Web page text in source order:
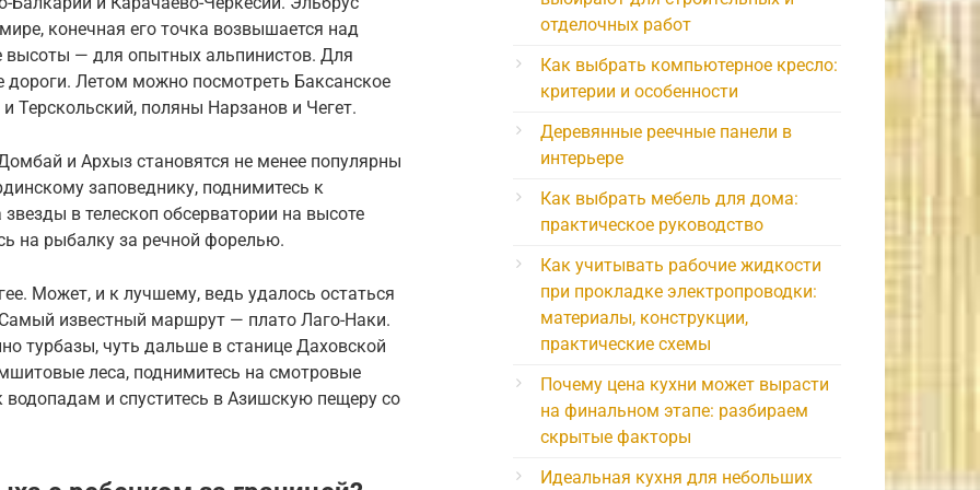
конечная его точка возвышается над
высоты — для опытных альпинистов. Для
Летом можно посмотреть Баксанское
Терскольский, поляны Нарзанов и Чегет.
и Архыз становятся не менее популярны
заповеднику, поднимитесь к
в телескоп обсерватории на высоте
на рыбалку за речной форелью.
Может, и к лучшему, ведь удалось остаться
известный маршрут — плато Лаго-Наки.
турбазы, чуть дальше в станице Даховской
леса, поднимитесь на смотровые
и спуститесь в Азишскую пещеру со
отделочных работ
Как выбрать компьютерное кресло:
критерии и особенности
Деревянные реечные панели в
интерьере
Как выбрать мебель для дома:
практическое руководство
Как учитывать рабочие жидкости
при прокладке электропроводки:
материалы, конструкции,
практические схемы
Почему цена кухни может вырасти
на финальном этапе: разбираем
скрытые факторы
Идеальная кухня для небольших